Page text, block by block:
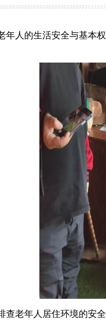
的生活安全与基本权
老年人居住环境的安全